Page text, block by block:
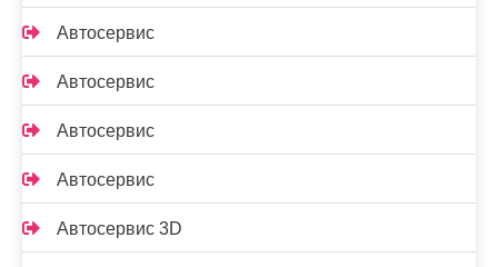
Автосервис
Автосервис
Автосервис
Автосервис
Автосервис 3D